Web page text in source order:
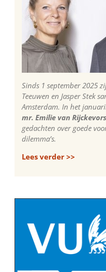
Sinds 1 september 2025
Teeuwen en Jasper Stek
Amsterdam. In het
mr. Emilie van
gedachten over goede
dilemma’s.
Lees verder >>